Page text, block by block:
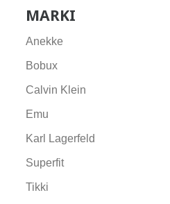
MARKI
Anekke
Bobux
Calvin Klein
Emu
Karl Lagerfeld
Superfit
Tikki